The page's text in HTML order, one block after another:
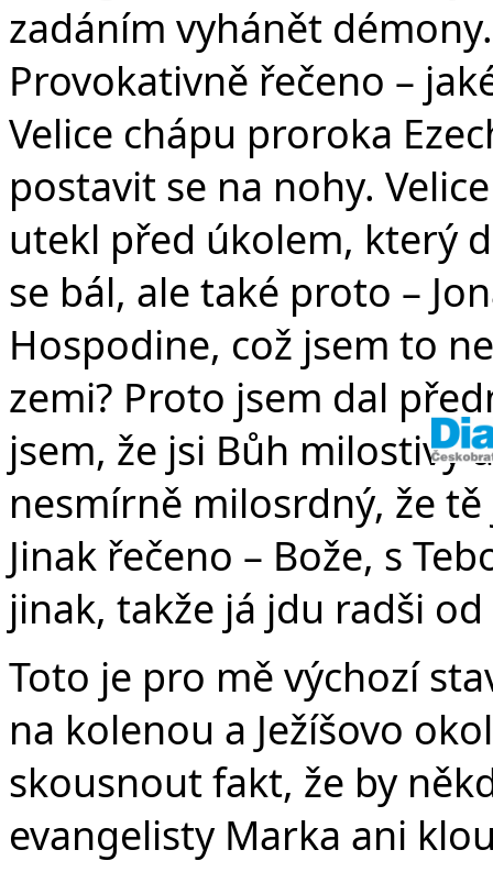
zadáním vyhánět
Provokativně řečeno –
Velice chápu proroka
postavit se na nohy.
utekl před úkolem, který
se bál, ale také proto –
Hospodine, což jsem to
zemi? Proto jsem dal
jsem, že jsi Bůh milostivý
nesmírně milosrdný, že
Jinak řečeno – Bože, s
jinak, takže já jdu radši
Toto je pro mě výchozí
na kolenou a Ježíšovo
skousnout fakt, že by
evangelisty Marka ani